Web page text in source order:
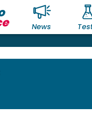
News